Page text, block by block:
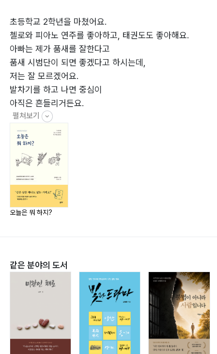
기분 다루기 챌린지 63
시끌벅적 운동회 66
칫솔이 뽑아준 이빨 69
똥 같은 찰흙 너무 싫어 72
고무줄 총 대결 74
지구를 정복할 거야 77
Episode PART 03
나의 첫 자전거 라이딩
나의 첫 자전거 라이딩 83
스피너 돌리기 87
호빵 찾기 미션! 93
시험의 관문 96
염소의 먹방 사건 99
Episode PART 04
할머니의 사랑 냄새
할머니의 사랑 냄새 115
용돈 벌기 118
종이비행기에 푹 빠진 날 121
악기천국 124
초등학교 2학년을 마쳤어요.
첼로와 피아노 연주를 좋아하고, 태권도도 좋아해요.
아빠는 제가 품새를 잘한다고
품새 시범단이 되면 좋겠다고 하시는데,
저는 잘 모르겠어요.
발차기를 하고 나면 중심이
아직은 흔들리거든요.
저는 매일매일 남기고 싶은 이야기 하나를
생각해서 글로 쓰고 있어요.
그냥 지나칠 수 있는 평범한 것도 글로 쓰고 나면
앞으로도 오늘 하루를 재미있게 살고,
차곡차곡 매일 쓰고 싶어요.
펼쳐보기
오늘은 뭐 하지?
같은 분야의 도서